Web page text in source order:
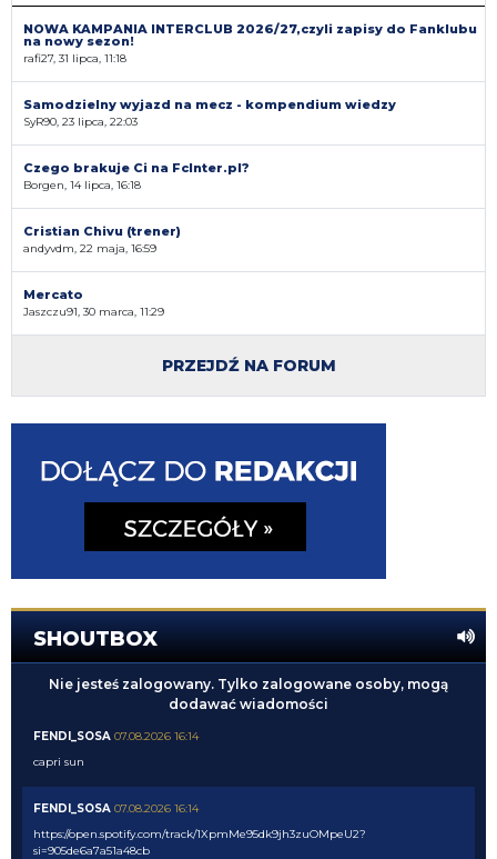
NOWA KAMPANIA INTERCLUB 2026/27,czyli zapisy do Fanklubu
na nowy sezon!
rafi27, 31 lipca, 11:18
Samodzielny wyjazd na mecz - kompendium wiedzy
SyR90, 23 lipca, 22:03
Czego brakuje Ci na FcInter.pl?
Borgen, 14 lipca, 16:18
Cristian Chivu (trener)
andyvdm, 22 maja, 16:59
Mercato
Jaszczu91, 30 marca, 11:29
PRZEJDŹ NA FORUM
SHOUTBOX
Nie jesteś zalogowany. Tylko zalogowane osoby, mogą
dodawać wiadomości
FENDI_SOSA 07.08.2026 16:14
capri sun
FENDI_SOSA 07.08.2026 16:14
https://open.spotify.com/track/1XpmMe95dk9jh3zuOMpeU2?
si=905de6a7a51a48cb